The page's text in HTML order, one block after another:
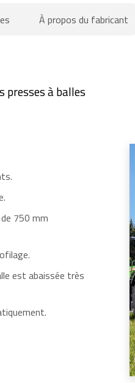
À propos du fabricant
presses à balles
750 mm
est abaissée très